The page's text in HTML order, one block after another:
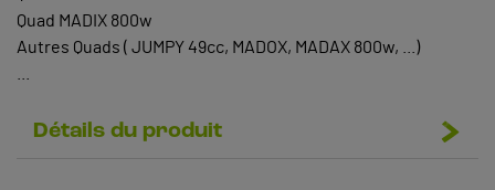
Quad MADIX 800w
Autres Quads ( JUMPY 49cc, MADOX, MADAX 800w, ...)
Détails du produit